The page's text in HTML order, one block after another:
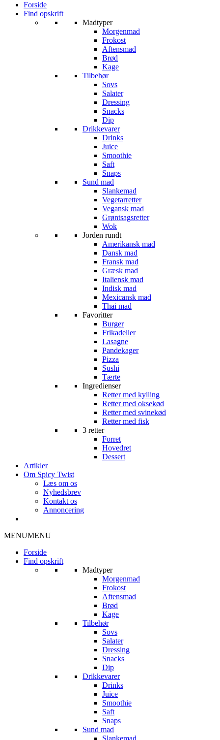
Forside
Find opskrift
Madtyper
Morgenmad
Frokost
Aftensmad
Brød
Kage
Tilbehør
Sovs
Salater
Dressing
Snacks
Dip
Drikkevarer
Drinks
Juice
Smoothie
Saft
Snaps
Sund mad
Slankemad
Vegetarretter
Vegansk mad
Grøntsagsretter
Wok
Jorden rundt
Amerikansk mad
Dansk mad
Fransk mad
Græsk mad
Italiensk mad
Indisk mad
Mexicansk mad
Thai mad
Favoritter
Burger
Frikadeller
Lasagne
Pandekager
Pizza
Sushi
Tærte
Ingredienser
Retter med kylling
Retter med oksekød
Retter med svinekød
Retter med fisk
3 retter
Forret
Hovedret
Dessert
Artikler
Om Spicy Twist
Læs om os
Nyhedsbrev
Kontakt os
Annoncering
MENUMENU
Forside
Find opskrift
Madtyper
Morgenmad
Frokost
Aftensmad
Brød
Kage
Tilbehør
Sovs
Salater
Dressing
Snacks
Dip
Drikkevarer
Drinks
Juice
Smoothie
Saft
Snaps
Sund mad
Slankemad